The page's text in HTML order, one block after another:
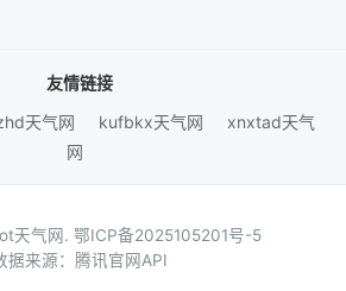
友情链接
天气网 kufbkx天气网
xnxtad天气
网
天气网. 鄂ICP备2025105201号-5
据来源：腾讯官网API